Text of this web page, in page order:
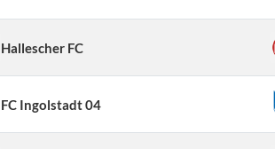
Hallescher FC
FC Ingolstadt 04